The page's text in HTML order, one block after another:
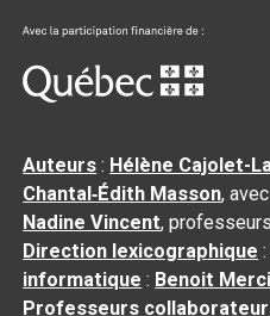
Auteurs : Hélène Cajolet-
Chantal‑Édith Masson,
Nadine Vincent,
Direction lexicographique
informatique : Benoit
Professeurs